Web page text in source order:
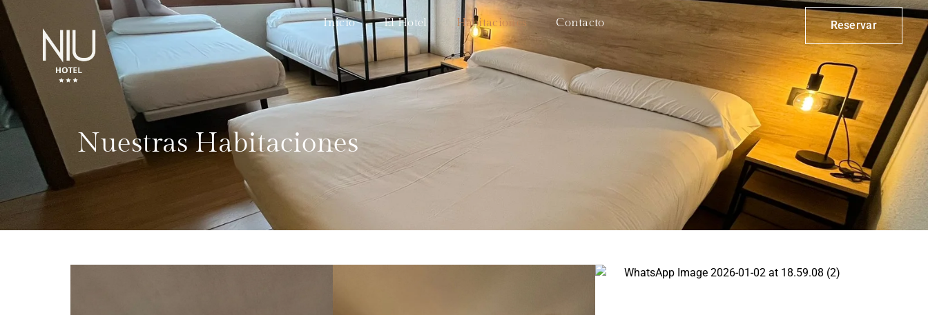
Inicio El Hotel Habitaciones Contacto Reservar
Nuestras Habitaciones